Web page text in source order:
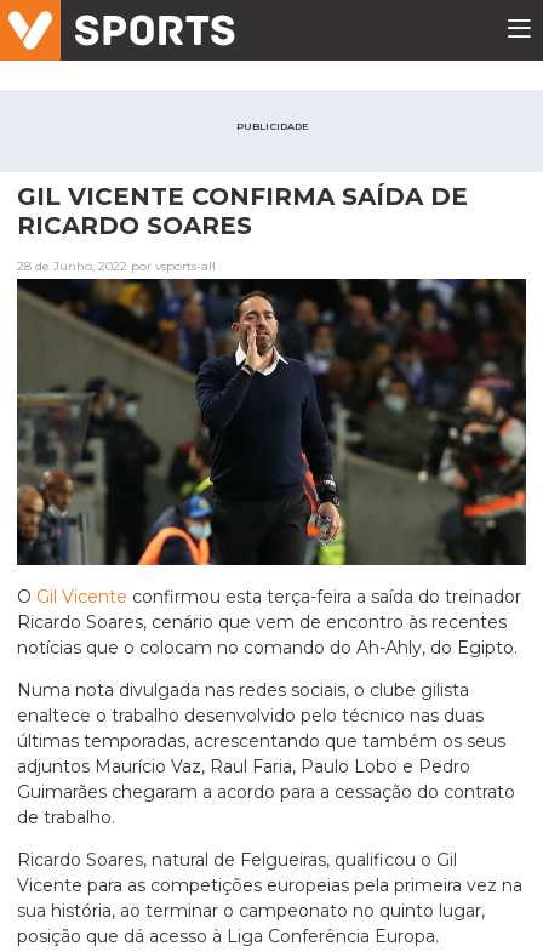
PUBLICIDADE
GIL VICENTE CONFIRMA SAÍDA DE
RICARDO SOARES
28 de Junho, 2022 por vsports-all
O Gil Vicente confirmou esta terça-feira a saída do treinador
Ricardo Soares, cenário que vem de encontro às recentes
notícias que o colocam no comando do Ah-Ahly, do Egipto.
Numa nota divulgada nas redes sociais, o clube gilista
enaltece o trabalho desenvolvido pelo técnico nas duas
últimas temporadas, acrescentando que também os seus
adjuntos Maurício Vaz, Raul Faria, Paulo Lobo e Pedro
Guimarães chegaram a acordo para a cessação do contrato
de trabalho.
Ricardo Soares, natural de Felgueiras, qualificou o Gil
Vicente para as competições europeias pela primeira vez na
sua história, ao terminar o campeonato no quinto lugar,
posição que dá acesso à Liga Conferência Europa.